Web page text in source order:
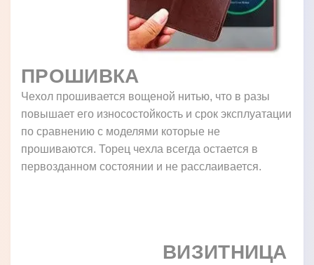
ПРОШИВКА
Чехол прошивается вощеной нитью, что в разы
повышает его износостойкость и срок эксплуатации
по сравнению с моделями которые не
прошиваются. Торец чехла всегда остается в
первозданном состоянии и не расслаивается.
ВИЗИТНИЦА